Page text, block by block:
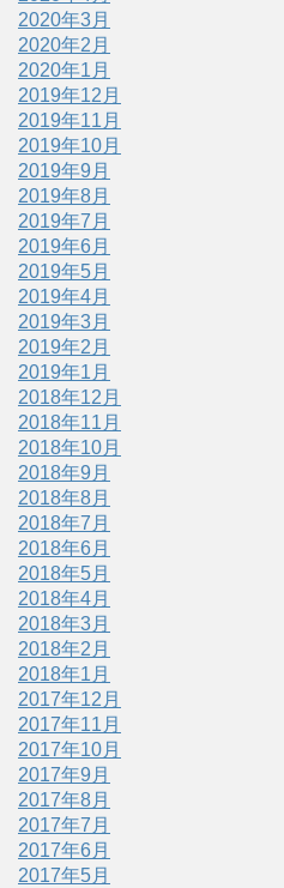
2020年3月
2020年2月
2020年1月
2019年12月
2019年11月
2019年10月
2019年9月
2019年8月
2019年7月
2019年6月
2019年5月
2019年4月
2019年3月
2019年2月
2019年1月
2018年12月
2018年11月
2018年10月
2018年9月
2018年8月
2018年7月
2018年6月
2018年5月
2018年4月
2018年3月
2018年2月
2018年1月
2017年12月
2017年11月
2017年10月
2017年9月
2017年8月
2017年7月
2017年6月
2017年5月